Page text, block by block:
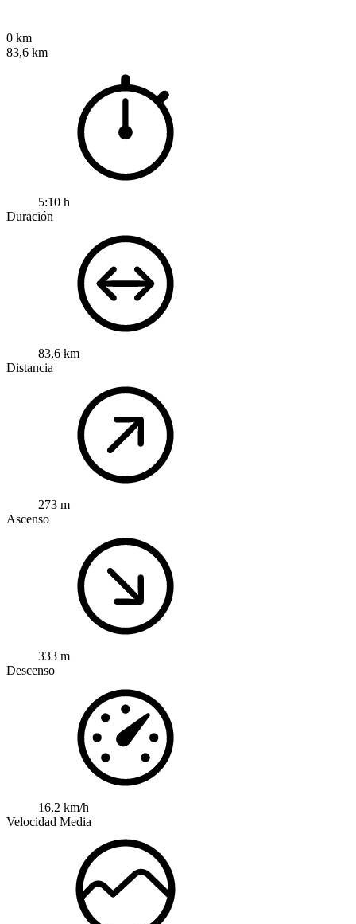
0 km
83,6 km
5:10 h
Duración
83,6 km
Distancia
273 m
Ascenso
333 m
Descenso
16,2 km/h
Velocidad Media